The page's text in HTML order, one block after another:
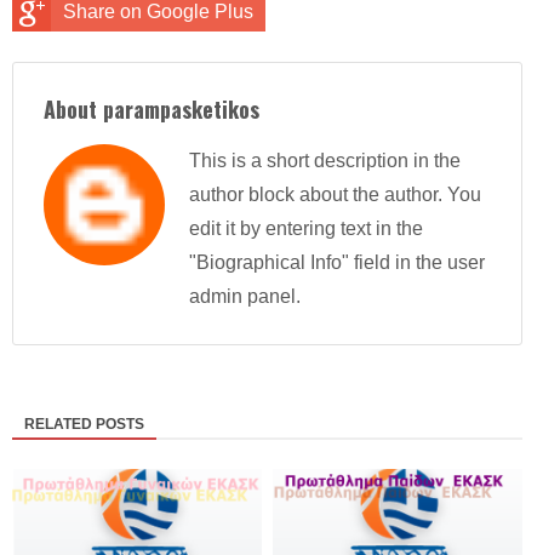
Share on Google Plus
About parampasketikos
This is a short description in the
author block about the author. You
edit it by entering text in the
"Biographical Info" field in the user
admin panel.
RELATED POSTS